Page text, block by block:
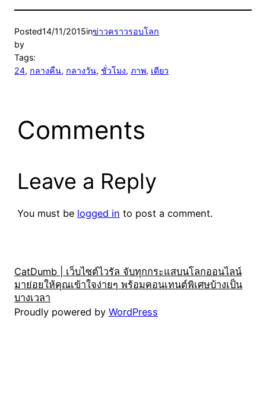
Posted14/11/2015inข่าวคราวรอบโลก
by
Tags:
24, กลางคืน, กลางวัน, ชั่วโมง, ภาพ, เดียว
Comments
Leave a Reply
You must be logged in to post a comment.
CatDumb | เว็บไซต์ไวรัล จับทุกกระแสบนโลกออนไลน์
มาย่อยให้คุณเข้าใจง่ายๆ พร้อมคอนเทนต์พิเศษบ้างเป็น
บางเวลา
Proudly powered by WordPress